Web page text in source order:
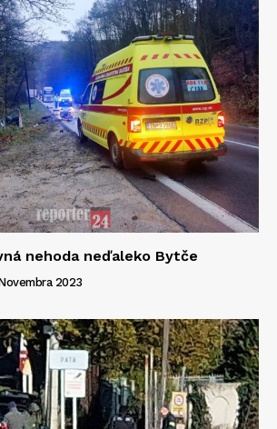
nehoda neďaleko Bytče
2023